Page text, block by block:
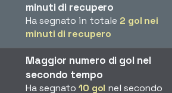
minuti di recupero
Ha segnato in totale 2 gol nei
minuti di recupero
Maggior numero di gol nel
secondo tempo
Ha segnato 10 gol nel secondo